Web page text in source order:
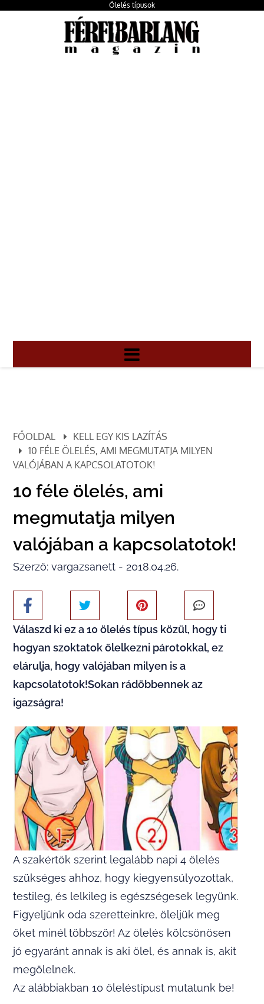
Ölelés típusok
FŐOLDAL
KELL EGY KIS LAZÍTÁS
10 FÉLE ÖLELÉS, AMI MEGMUTATJA MILYEN
VALÓJÁBAN A KAPCSOLATOTOK!
10 féle ölelés, ami
megmutatja milyen
valójában a kapcsolatotok!
Szerző: vargazsanett - 2018.04.26.
Válaszd ki ez a 10 ölelés típus közül, hogy ti
hogyan szoktatok ölelkezni párotokkal, ez
elárulja, hogy valójában milyen is a
kapcsolatotok!Sokan rádöbbennek az
igazságra!
A szakértők szerint legalább napi 4 ölelés
szükséges ahhoz, hogy kiegyensúlyozottak,
testileg, és lelkileg is egészségesek legyünk.
Figyeljünk oda szeretteinkre, öleljük meg
őket minél többször! Az ölelés kölcsönösen
jó egyaránt annak is aki ölel, és annak is, akit
megölelnek.
Az alábbiakban 10 öleléstípust mutatunk be!